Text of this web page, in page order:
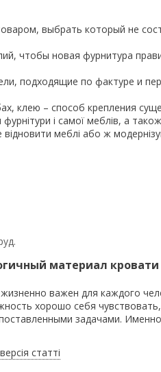
выбрать который не
чтобы новая фурнитура
подходящие по фактуре и
клею – способ крепления
і самої меблів, а
меблі або ж
материал кровати
важен для каждого
хорошо себя
задачами.
статті